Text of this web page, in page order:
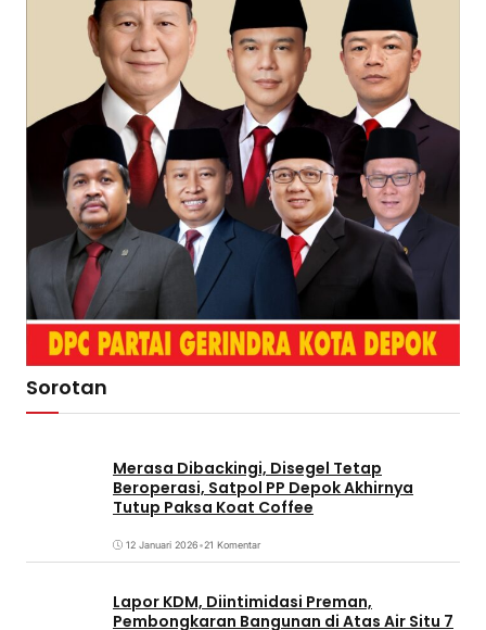
Sorotan
Merasa Dibackingi, Disegel Tetap
Beroperasi, Satpol PP Depok Akhirnya
Tutup Paksa Koat Coffee
12 Januari 2026•21 Komentar
Lapor KDM, Diintimidasi Preman,
Pembongkaran Bangunan di Atas Air Situ 7